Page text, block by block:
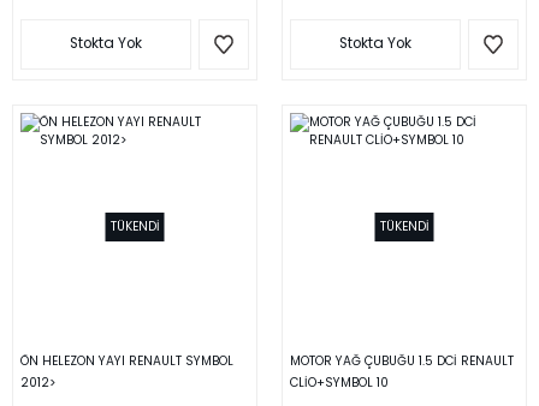
Stokta Yok Stokta Yok
TÜKENDİ
ÖN HELEZON YAYI RENAULT SYMBOL
2012>
TÜKENDİ
MOTOR YAĞ ÇUBUĞU 1.5 DCİ RENAULT
CLİO+SYMBOL 10